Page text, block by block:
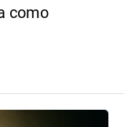
como